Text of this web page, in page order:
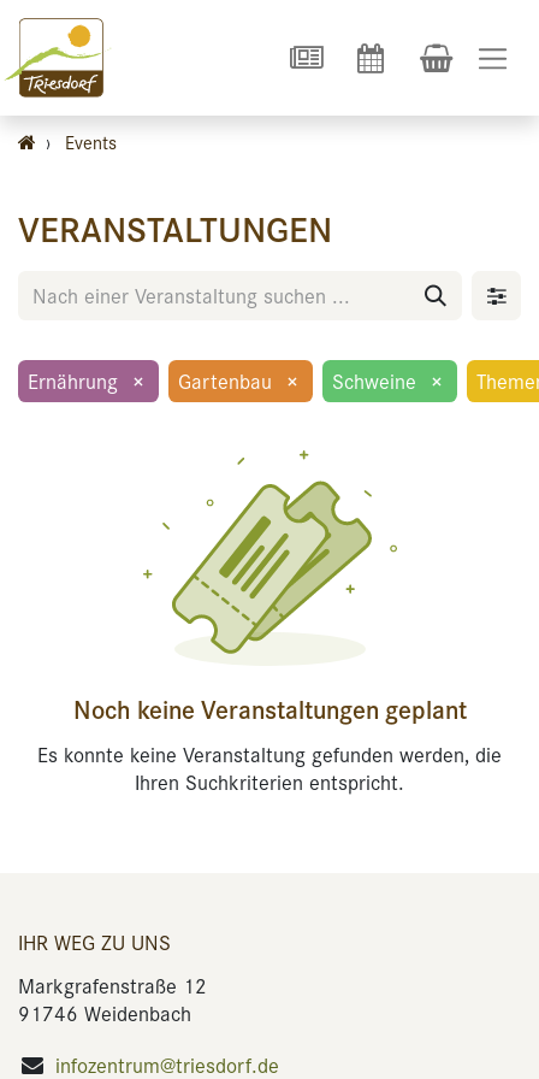
› Events
VERANSTALTUNGEN
Ernährung × Gartenbau × Schweine ×
Noch keine Veranstaltungen geplant
Es konnte keine Veranstaltung gefunden werden, die
Ihren Suchkriterien entspricht.
IHR WEG ZU UNS
Markgrafenstraße 12
91746 Weidenbach
infozentrum@triesdorf.de